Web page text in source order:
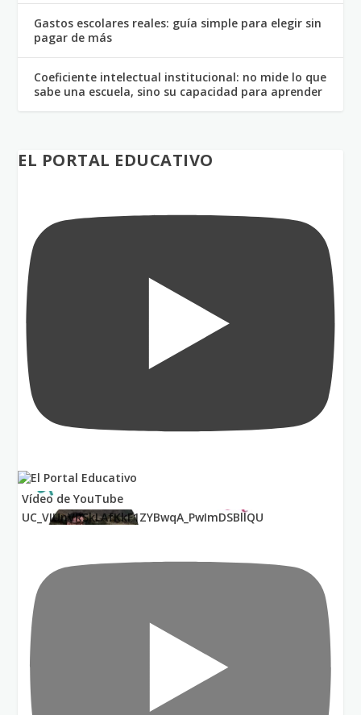
Gastos escolares reales: guía simple para elegir sin
pagar de más
Coeficiente intelectual institucional: no mide lo que
sabe una escuela, sino su capacidad para aprender
EL PORTAL EDUCATIVO
Vídeo de YouTube
UC_VIUnVRSkLAfKkF1ZYBwqA_PwImDSBllQU